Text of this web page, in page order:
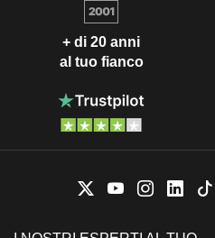
+ di 20 anni
al tuo fianco